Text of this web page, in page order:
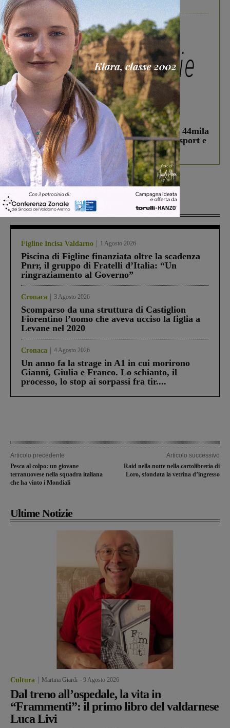
divertire i tuoi figli
In vetrina 3 Agosto 2026
Estra Notizie agosto: Smart Cities, oltre 44mila
studenti coinvolti, torna il bando per lo sport e
debutta il podcast Estrair
Più lette
Figline Incisa Valdarno 1 Agosto 2026
Piscina di Figline finanziata oltre la scadenza
Pnrr, il gruppo di Fratelli d’Italia: “Un
ringraziamento al Governo”
Cronaca 3 Agosto 2026
Scomparso da una struttura di Castiglion
Fiorentino l’uomo che aveva ucciso la figlia a
Levane nel 2020
Cronaca 4 Agosto 2026
Un anno fa la strage in A1 in cui morirono
Gianni, Giulia e Franco. Lo schianto, il
processo, lo stop ai sorpassi fra tir....
Articolo precedente
Pesca al colpo: un giovane
terranuovese nella squadra italiana
che ha vinto i Mondiali
Articolo successivo
Raid nella notte nella cartolibreria di
Loro, sfondata la vetrina d’ingresso
Ultime Notizie
Cultura Martina Giardi 9 Agosto 2026
Dal treno all’ospedale, la vita in
“Frammenti”: il primo libro del valdarnese
Luca Livi